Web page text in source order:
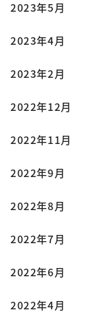
2023年5月
2023年4月
2023年2月
2022年12月
2022年11月
2022年9月
2022年8月
2022年7月
2022年6月
2022年4月